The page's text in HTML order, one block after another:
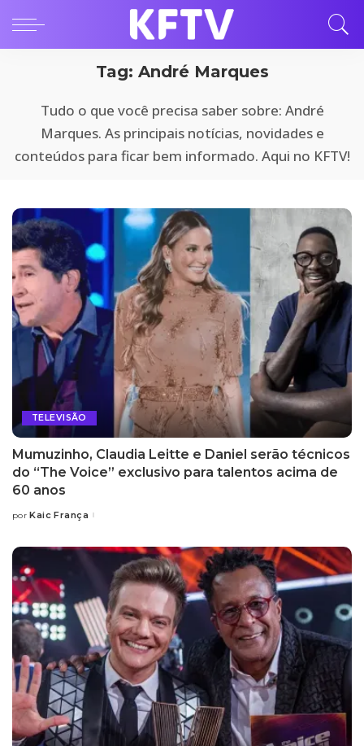
Tag: André Marques
Tudo o que você precisa saber sobre: André
Marques. As principais notícias, novidades e
conteúdos para ficar bem informado. Aqui no KFTV!
TELEVISÃO
Mumuzinho, Claudia Leitte e Daniel serão técnicos
do “The Voice” exclusivo para talentos acima de
60 anos
Posted
por Kaic França